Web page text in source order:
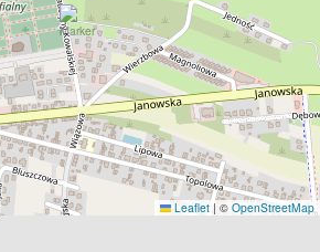
Leaflet | © OpenStreetMap